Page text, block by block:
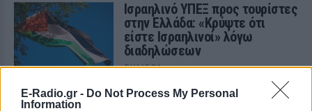
E-Radio.gr - Do Not Process My Personal
Information
Ισραηλινό ΥΠΕΞ προς τουρίστες
στην Ελλάδα: «Κρύψτε ότι
είστε Ισραηλινοί» λόγω
διαδηλώσεων
ΣΉΜΕΡΑ
Ταξιδιωτική προειδοποίηση εξέδωσε το
ισραηλινό υπουργείο Εξωτερικών ενόψει